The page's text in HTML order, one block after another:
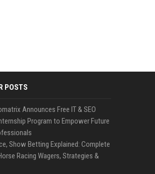
POSTS
Announces Free IT & SEO
Program to Empower Future
Show Betting Explained: Complete
Racing Wagers, Strategies &